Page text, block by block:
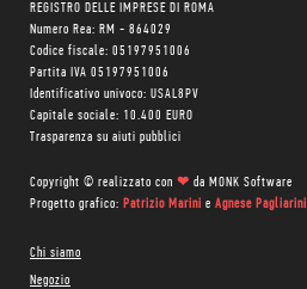
REGISTRO DELLE IMPRESE DI ROMA
Numero Rea: RM - 864029
Codice fiscale: 05197951006
Partita IVA 05197951006
Identificativo univoco: USAL8PV
Capitale sociale: 10.400 EURO
Trasparenza su aiuti pubblici
Copyright © realizzato con ❤ da MONK Software
Progetto grafico: Patrizio Marini e Agnese Pagliarini
Chi siamo
Negozio